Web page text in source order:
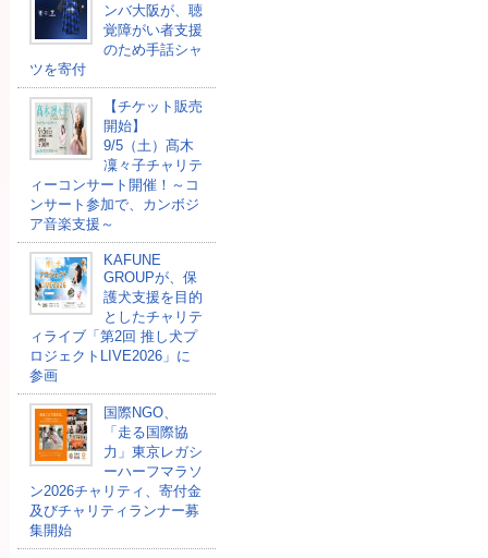
ンバ大阪が、聴
覚障がい者支援
のため手話シャ
ツを寄付
【チケット販売
開始】
9/5（土）髙木
凜々子チャリテ
ィーコンサート開催！～コ
ンサート参加で、カンボジ
ア音楽支援～
KAFUNE
GROUPが、保
護犬支援を目的
としたチャリテ
ィライブ「第2回 推し犬プ
ロジェクトLIVE2026」に
参画
国際NGO、
「走る国際協
力」東京レガシ
ーハーフマラソ
ン2026チャリティ、寄付金
及びチャリティランナー募
集開始